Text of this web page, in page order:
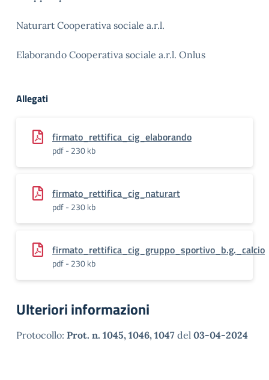
Naturart Cooperativa sociale a.r.l.
Elaborando Cooperativa sociale a.r.l. Onlus
Allegati
firmato_rettifica_cig_elaborando
pdf - 230 kb
firmato_rettifica_cig_naturart
pdf - 230 kb
firmato_rettifica_cig_gruppo_sportivo_b.g._calcio
pdf - 230 kb
Ulteriori informazioni
Protocollo: Prot. n. 1045, 1046, 1047 del 03-04-2024